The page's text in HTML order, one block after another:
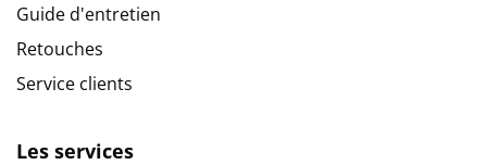
Guide d'entretien
Retouches
Service clients
Les services